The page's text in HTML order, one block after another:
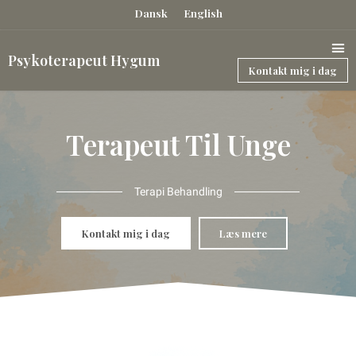
Dansk English
Psykoterapeut Hygum
Kontakt mig i dag
Terapeut Til Unge
Terapi Behandling
Kontakt mig i dag Læs mere